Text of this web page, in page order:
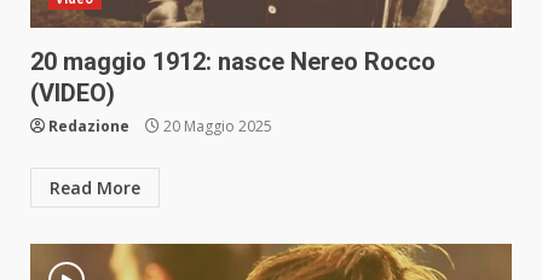
20 maggio 1912: nasce Nereo Rocco
(VIDEO)
Redazione 20 Maggio 2025
Read More